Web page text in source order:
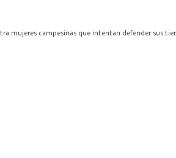
mujeres campesinas que intentan defender sus